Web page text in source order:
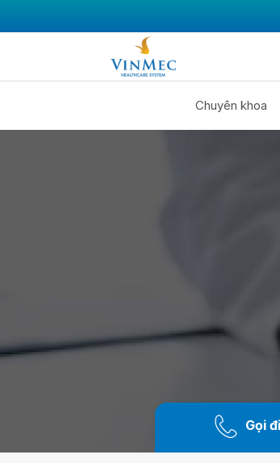
Chuyên khoa
Gọi